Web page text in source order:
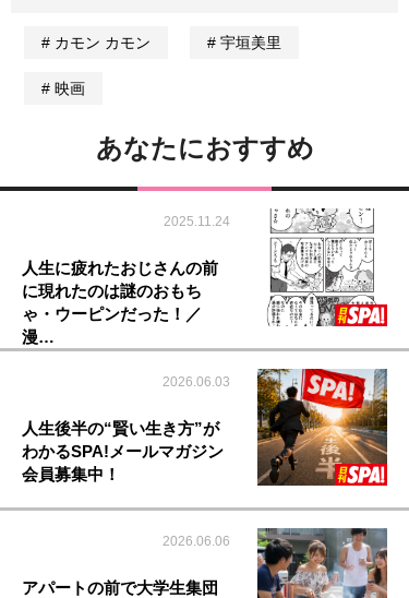
カモン カモン 宇垣美里
映画
あなたにおすすめ
2025.11.24
人生に疲れたおじさんの前
に現れたのは謎のおもち
ゃ・ウーピンだった！／
漫…
2026.06.03
人生後半の“賢い生き方”が
わかるSPA!メールマガジン
会員募集中！
2026.06.06
アパートの前で大学生集団